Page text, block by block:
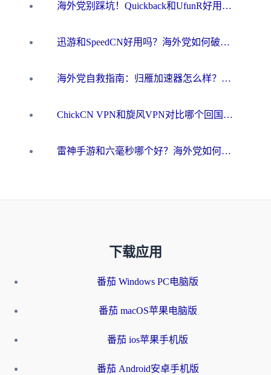
海外党别踩坑！Quickback和UfunR好用吗？选对回国加速器才能无缝刷国内资源
迅游和SpeedCN好用吗？海外党如何破解那道看不见的墙
海外党自救指南：归雁加速器怎么样？教你避开坑实现国内资源无缝访问
ChickCN VPN和旋风VPN对比哪个回国效果更好？海外用户的选择困境与出路
雷神手游和六毫秒哪个好？海外党如何真正解锁国内资源
下载应用
番茄 Windows PC电脑版
番茄 macOS苹果电脑版
番茄 ios苹果手机版
番茄 Android安卓手机版